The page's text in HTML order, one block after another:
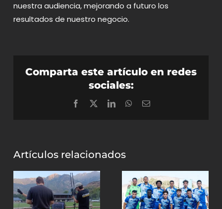
nuestra audiencia, mejorando a futuro los
resultados de nuestro negocio.
Comparta este artículo en redes
sociales:
Facebook LinkedInWhatsApp
Correo
Artículos relacionados